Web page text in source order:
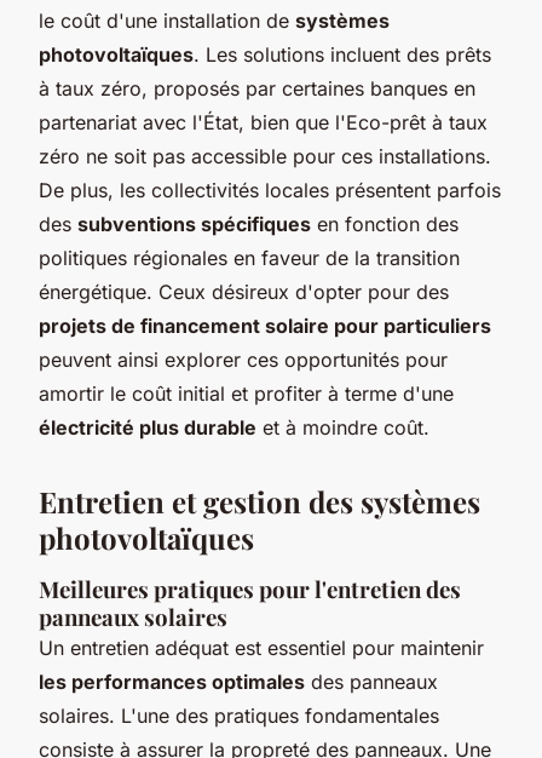
le coût d'une installation de systèmes
photovoltaïques. Les solutions incluent des prêts
à taux zéro, proposés par certaines banques en
partenariat avec l'État, bien que l'Eco-prêt à taux
zéro ne soit pas accessible pour ces installations.
De plus, les collectivités locales présentent parfois
des subventions spécifiques en fonction des
politiques régionales en faveur de la transition
énergétique. Ceux désireux d'opter pour des
projets de financement solaire pour particuliers
peuvent ainsi explorer ces opportunités pour
amortir le coût initial et profiter à terme d'une
électricité plus durable et à moindre coût.
Entretien et gestion des systèmes
photovoltaïques
Meilleures pratiques pour l'entretien des
panneaux solaires
Un entretien adéquat est essentiel pour maintenir
les performances optimales des panneaux
solaires. L'une des pratiques fondamentales
consiste à assurer la propreté des panneaux. Une